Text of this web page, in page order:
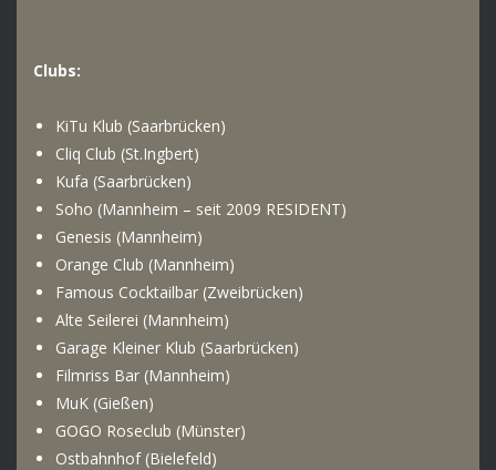
Clubs:
KiTu Klub (Saarbrücken)
Cliq Club (St.Ingbert)
Kufa (Saarbrücken)
Soho (Mannheim – seit 2009 RESIDENT)
Genesis (Mannheim)
Orange Club (Mannheim)
Famous Cocktailbar (Zweibrücken)
Alte Seilerei (Mannheim)
Garage Kleiner Klub (Saarbrücken)
Filmriss Bar (Mannheim)
MuK (Gießen)
GOGO Roseclub (Münster)
Ostbahnhof (Bielefeld)